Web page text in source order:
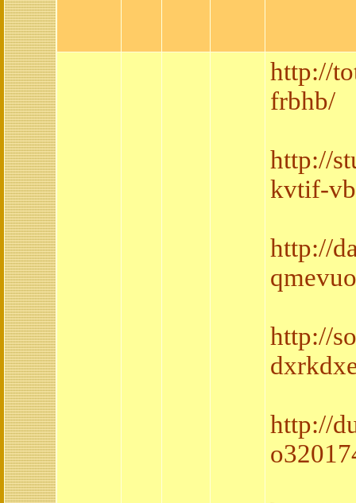
http://
frbhb/
http://
kvtif-
http://
http://
http://